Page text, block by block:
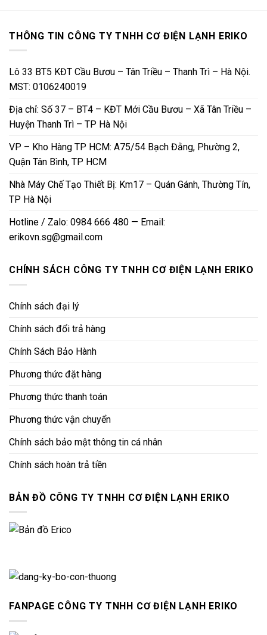
THÔNG TIN CÔNG TY TNHH CƠ ĐIỆN LẠNH ERIKO
Lô 33 BT5 KĐT Cầu Bươu – Tân Triều – Thanh Trì – Hà Nội.
MST: 0106240019
Địa chỉ: Số 37 – BT4 – KĐT Mới Cầu Bươu – Xã Tân Triều –
Huyện Thanh Trì – TP Hà Nội
VP – Kho Hàng TP HCM: A75/54 Bạch Đằng, Phường 2,
Quận Tân Bình, TP HCM
Nhà Máy Chế Tạo Thiết Bị: Km17 – Quán Gánh, Thường Tín,
TP Hà Nội
Hotline / Zalo: 0984 666 480 — Email:
erikovn.sg@gmail.com
CHÍNH SÁCH CÔNG TY TNHH CƠ ĐIỆN LẠNH ERIKO
Chính sách đại lý
Chính sách đổi trả hàng
Chính Sách Bảo Hành
Phương thức đặt hàng
Phương thức thanh toán
Phương thức vận chuyển
Chính sách bảo mật thông tin cá nhân
Chính sách hoàn trả tiền
BẢN ĐỒ CÔNG TY TNHH CƠ ĐIỆN LẠNH ERIKO
FANPAGE CÔNG TY TNHH CƠ ĐIỆN LẠNH ERIKO